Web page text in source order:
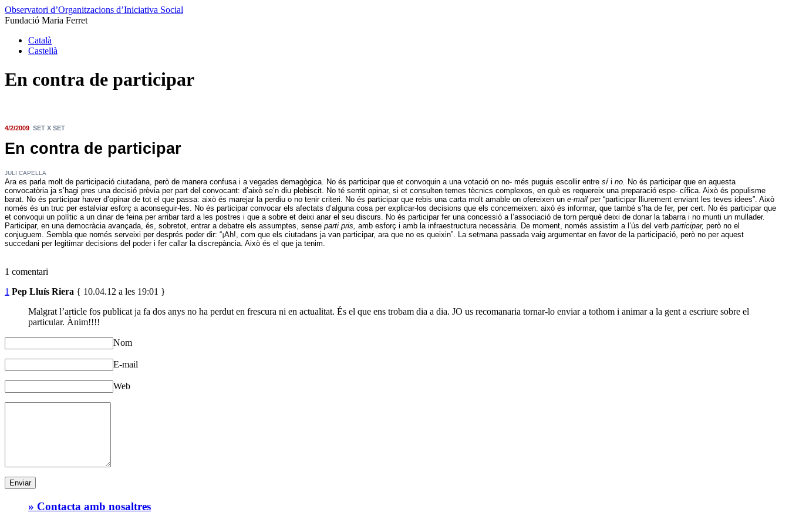
Observatori d’Organitzacions d’Iniciativa Social
Fundació Maria Ferret
Català
Castellà
En contra de participar
4/2/2009 SET X SET
En contra de participar
JULI CAPELLA
Ara es parla molt de participació ciutadana, però de manera confusa i a vegades demagògica. No és participar que et convoquin a una votació on no- més puguis escollir entre síi no.
No és participar que en aquesta
convocatòria ja s’hagi pres una decisió prèvia per part del convocant: d’això se’n diu plebiscit. No té sentit opinar, si et consulten temes tècnics complexos, en què es requereix una preparació espe- cífica. Això és populisme
barat. No és participar haver d’opinar de tot el que passa: això és marejar la perdiu o no tenir criteri. No és participar que rebis una carta molt amable on ofereixen un e-mail per “participar lliurement enviant les teves idees”. Això
només és un truc per estalviar esforç a aconseguir-les. No és participar convocar els afectats d’alguna cosa per explicar-los decisions que els concerneixen: això és informar, que també s’ha de fer, per cert. No és participar que
et convoqui un polític a un dinar de feina per arribar tard a les postres i que a sobre et deixi anar el seu discurs. No és participar fer una concessió a l’associació de torn perquè deixi de donar la tabarra i no munti un mullader.
Participar, en una democràcia avançada, és, sobretot, entrar a debatre els assumptes, sense parti pris, amb esforç i amb la infraestructura necessària. De moment, només assistim a l’ús del verb participar, però no el
conjuguem. Sembla que només serveixi per després poder dir: “¡Ah!, com que els ciutadans ja van participar, ara que no es queixin”. La setmana passada vaig argumentar en favor de la participació, però no per aquest
succedani per legitimar decisions del poder i fer callar la discrepància. Això és el que ja tenim.
1 comentari
1 Pep Lluís Riera { 10.04.12 a les 19:01 }
Malgrat l’article fos publicat ja fa dos anys no ha perdut en frescura ni en actualitat. És el que ens trobam dia a dia. JO us recomanaria tornar-lo enviar a tothom i animar a la gent a escriure sobre el
particular. Ànim!!!!
Nom
E-mail
Web
» Contacta amb nosaltres